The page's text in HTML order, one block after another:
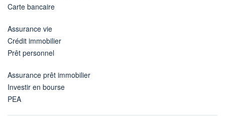
Carte bancaire
Assurance vie
Crédit immobilier
Prêt personnel
Assurance prêt immobilier
Investir en bourse
PEA